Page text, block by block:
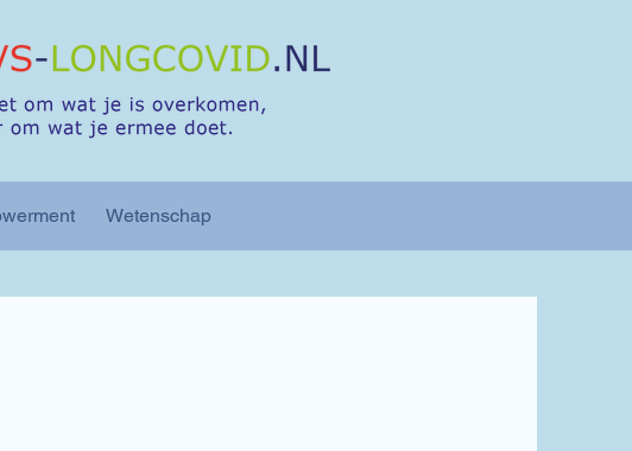
Wetenschap